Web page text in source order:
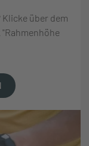
über dem